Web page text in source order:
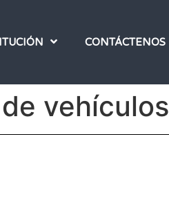
CONTÁCTENOS
vehículos